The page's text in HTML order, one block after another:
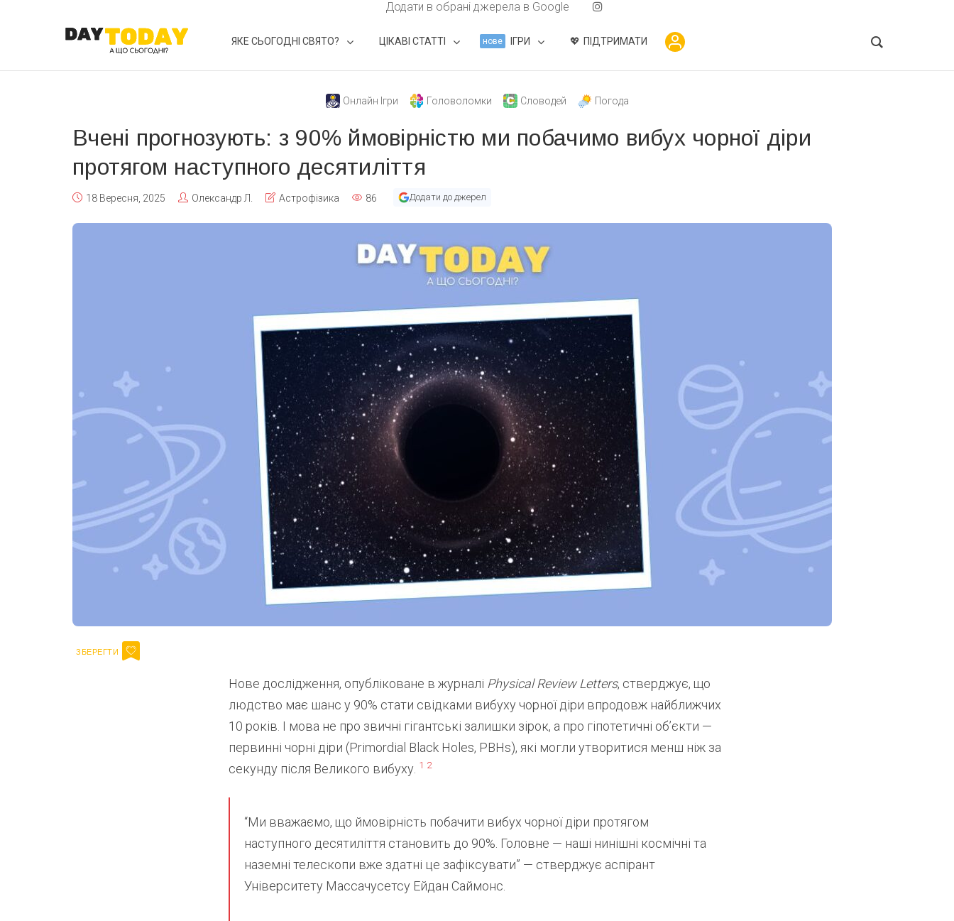
Додати в обрані джерела в Google
ЯКЕ СЬОГОДНІ СВЯТО? ЦІКАВІ СТАТТІ нове ІГРИ ПІДТРИМАТИ
Онлайн Ігри Головоломки Словодей Погода
Вчені прогнозують: з 90% ймовірністю ми побачимо вибух чорної діри
протягом наступного десятиліття
18 Вересня, 2025 Олександр Л. Астрофізика 86 Додати до джерел
Нове дослідження, опубліковане в журналі Physical Review Letters, стверджує, що
людство має шанс у 90% стати свідками вибуху чорної діри впродовж найближчих
10 років. І мова не про звичні гігантські залишки зірок, а про гіпотетичні об’єкти —
первинні чорні діри (Primordial Black Holes, PBHs), які могли утворитися менш ніж за
секунду після Великого вибуху. 1 2
“Ми вважаємо, що ймовірність побачити вибух чорної діри протягом
наступного десятиліття становить до 90%. Головне — наші нинішні космічні та
наземні телескопи вже здатні це зафіксувати” — стверджує аспірант
Університету Массачусетсу Ейдан Саймонс.